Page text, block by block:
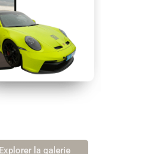
Explorer la galerie